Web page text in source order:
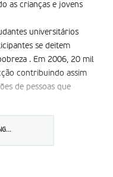
as crianças e jovens
universitários
se deitem
. Em 2006, 20 mil
contribuindo assim
de pessoas que